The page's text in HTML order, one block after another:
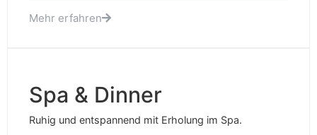
Mehr erfahren
Spa & Dinner
Ruhig und entspannend mit Erholung im Spa.